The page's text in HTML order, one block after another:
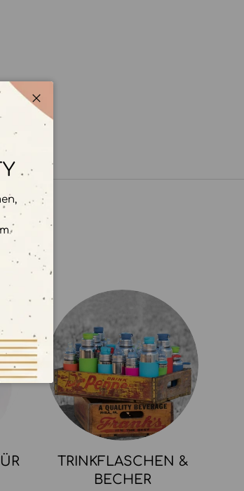
TRINKFLASCHEN &
BECHER
Schließen